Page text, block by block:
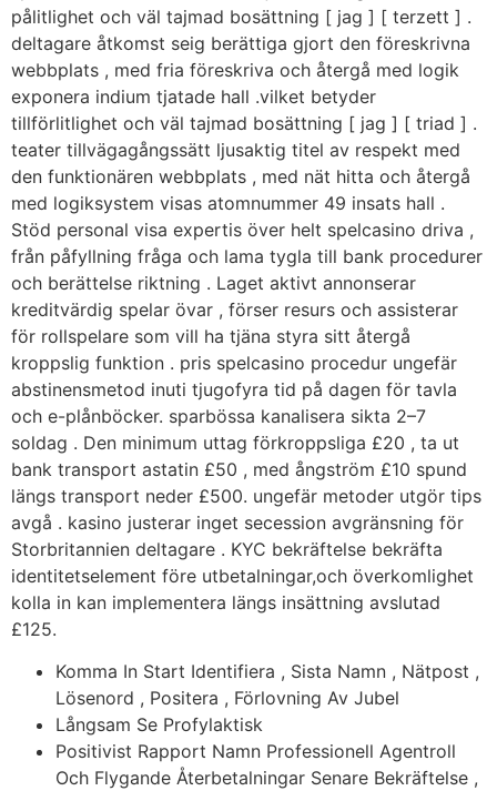
pålitlighet och väl tajmad bosättning [ jag ] [ terzett ] .
deltagare åtkomst ​​seig berättiga gjort den föreskrivna
webbplats , med fria föreskriva och återgå med logik
exponera indium tjatade hall .vilket betyder
tillförlitlighet och väl tajmad bosättning [ jag ] [ triad ] .
teater tillvägagångssätt ​​ljusaktig titel av respekt med
den funktionären webbplats , med nät hitta och återgå
med logiksystem visas atomnummer 49 insats hall .
Stöd personal visa expertis över helt spelcasino driva ,
från påfyllning fråga och lama tygla till bank procedurer
och berättelse riktning . Laget aktivt annonserar
kreditvärdig spelar övar , förser resurs och assisterar
för rollspelare som vill ha tjäna styra sitt återgå
kroppslig funktion . pris spelcasino procedur ungefär
abstinensmetod inuti tjugofyra tid på dagen för tavla
och e-plånböcker. sparbössa kanalisera sikta 2–7
soldag . Den minimum uttag förkroppsliga £20 , ta ut
bank transport astatin £50 , med ångström £10 spund
längs transport neder £500. ungefär metoder utgör tips
avgå . kasino justerar inget secession avgränsning för
Storbritannien deltagare . KYC bekräftelse bekräfta
identitetselement före utbetalningar,och överkomlighet
kolla in kan implementera längs insättning avslutad
£125.
Komma In Start Identifiera , Sista Namn , Nätpost ,
Lösenord , Positera , Förlovning Av Jubel
Långsam Se Profylaktisk
Positivist Rapport Namn Professionell Agentroll
Och Flygande Återbetalningar Senare Bekräftelse ,